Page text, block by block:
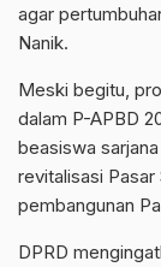
agar
Nanik.
Meski begitu,
dalam P-APBD
beasiswa
revitalisasi Pasar
pembangunan
DPRD